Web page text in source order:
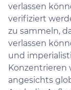
verlassen
verifiziert
zu sammeln,
verlassen
und
Konzentrieren
angesichts